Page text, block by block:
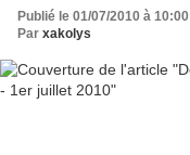
Publié le 01/07/2010 à 10:00
Par xakolys